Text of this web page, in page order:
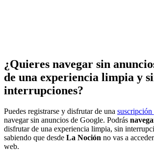
¿Quieres navegar sin
de una experiencia limpia y
interrupciones?
Puedes registrarse y disfrutar de una
navegar sin anuncios de Google. Podrás
disfrutar de una experiencia limpia, sin
sabiendo que desde La Noción no vas a
web.